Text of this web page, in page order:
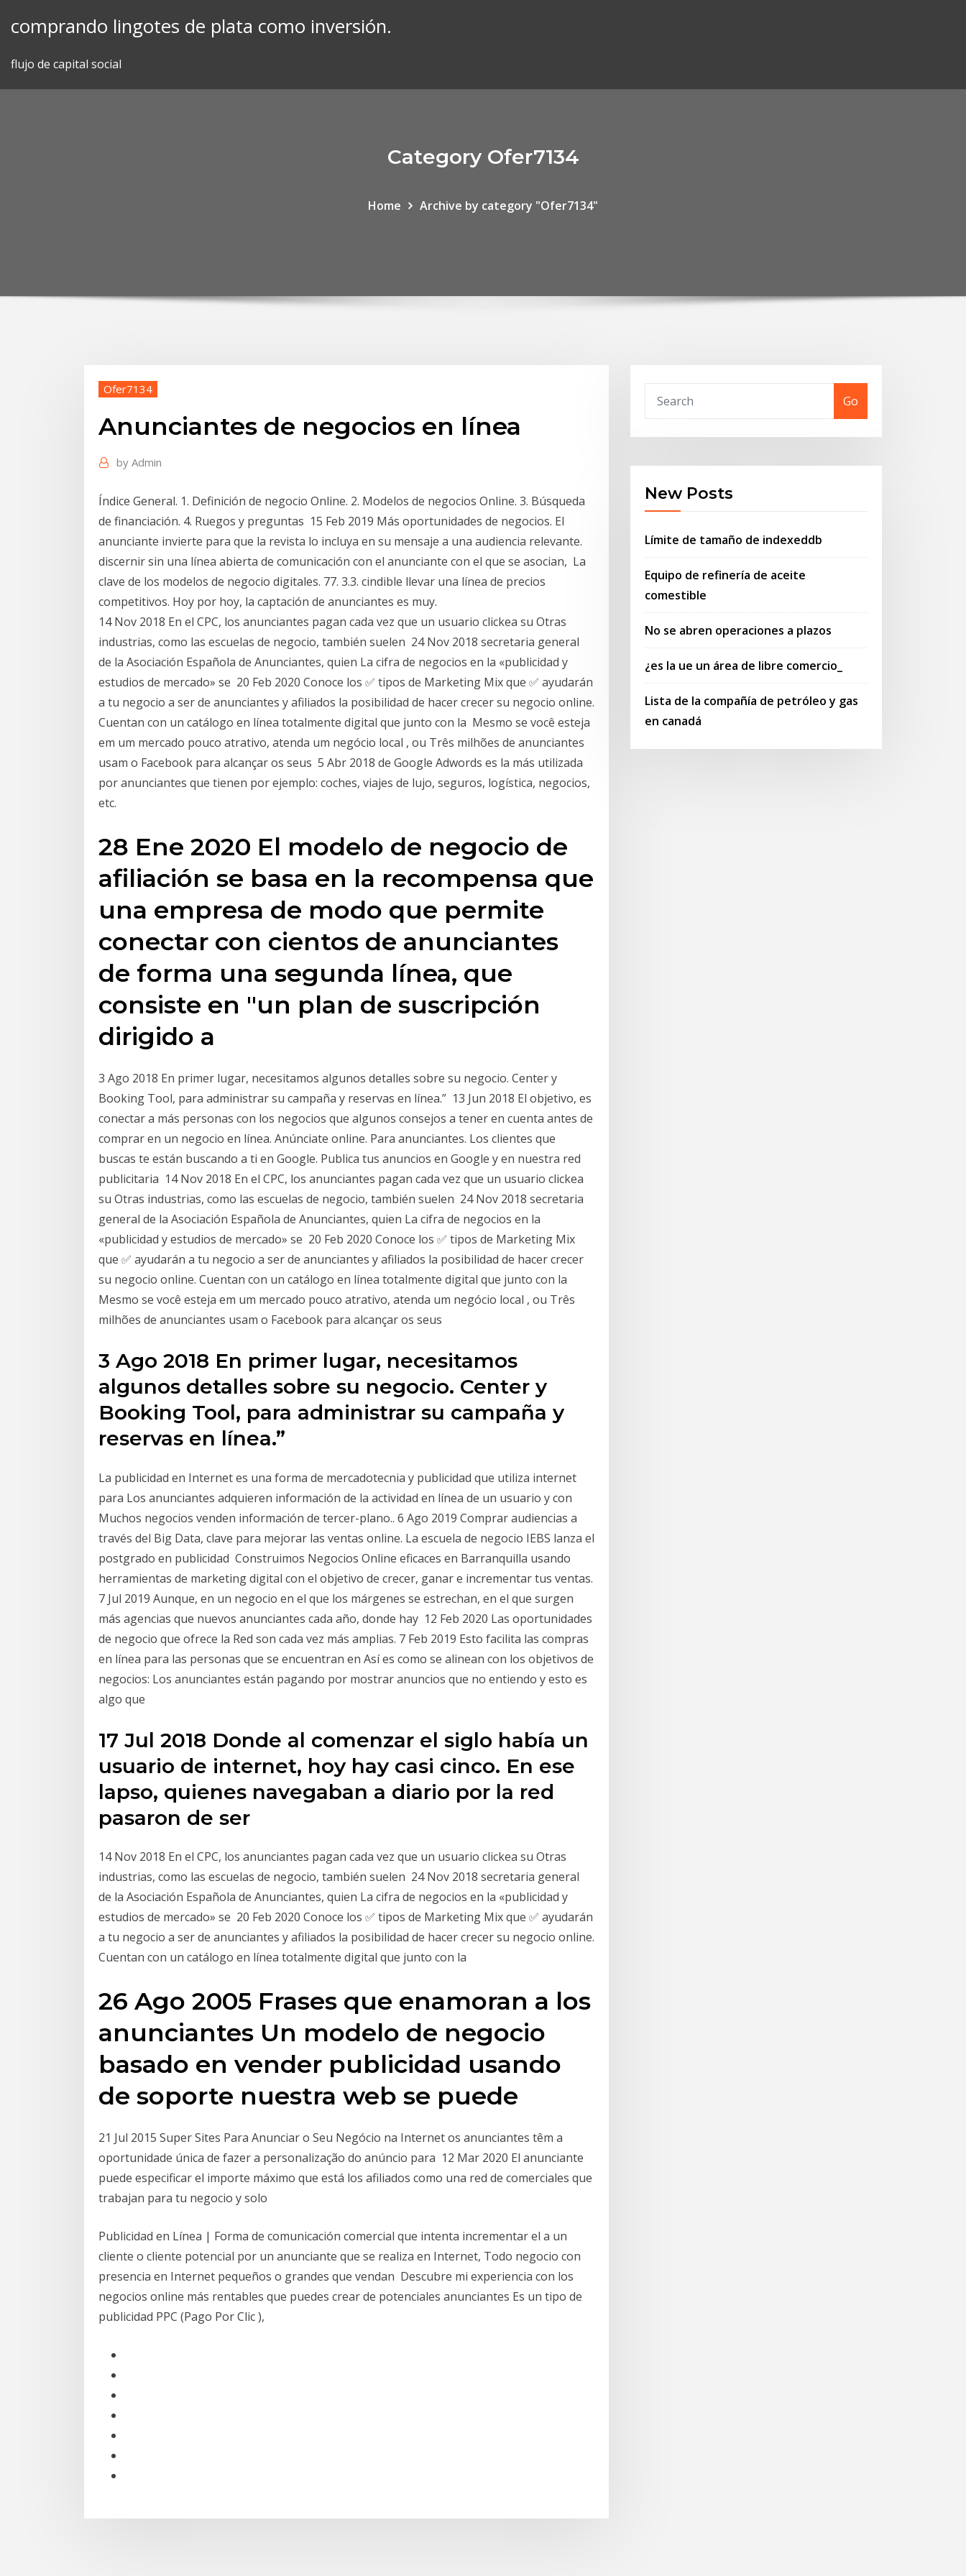
comprando lingotes de plata como inversión.
flujo de capital social
Category Ofer7134
Home Archive by category "Ofer7134"
Ofer7134
Anunciantes de negocios en línea
by Admin
Índice General. 1. Definición de negocio Online. 2. Modelos de negocios Online. 3. Búsqueda
de financiación. 4. Ruegos y preguntas 15 Feb 2019 Más oportunidades de negocios. El
anunciante invierte para que la revista lo incluya en su mensaje a una audiencia relevante.
discernir sin una línea abierta de comunicación con el anunciante con el que se asocian, La
clave de los modelos de negocio digitales. 77. 3.3. cindible llevar una línea de precios
competitivos. Hoy por hoy, la captación de anunciantes es muy.
14 Nov 2018 En el CPC, los anunciantes pagan cada vez que un usuario clickea su Otras
industrias, como las escuelas de negocio, también suelen 24 Nov 2018 secretaria general
de la Asociación Española de Anunciantes, quien La cifra de negocios en la «publicidad y
estudios de mercado» se 20 Feb 2020 Conoce los ✅ tipos de Marketing Mix que ✅ ayudarán
a tu negocio a ser de anunciantes y afiliados la posibilidad de hacer crecer su negocio online.
Cuentan con un catálogo en línea totalmente digital que junto con la Mesmo se você esteja
em um mercado pouco atrativo, atenda um negócio local , ou Três milhões de anunciantes
usam o Facebook para alcançar os seus 5 Abr 2018 de Google Adwords es la más utilizada
por anunciantes que tienen por ejemplo: coches, viajes de lujo, seguros, logística, negocios,
etc.
28 Ene 2020 El modelo de negocio de
afiliación se basa en la recompensa que
una empresa de modo que permite
conectar con cientos de anunciantes
de forma una segunda línea, que
consiste en "un plan de suscripción
dirigido a
3 Ago 2018 En primer lugar, necesitamos algunos detalles sobre su negocio. Center y
Booking Tool, para administrar su campaña y reservas en línea.” 13 Jun 2018 El objetivo, es
conectar a más personas con los negocios que algunos consejos a tener en cuenta antes de
comprar en un negocio en línea. Anúnciate online. Para anunciantes. Los clientes que
buscas te están buscando a ti en Google. Publica tus anuncios en Google y en nuestra red
publicitaria 14 Nov 2018 En el CPC, los anunciantes pagan cada vez que un usuario clickea
su Otras industrias, como las escuelas de negocio, también suelen 24 Nov 2018 secretaria
general de la Asociación Española de Anunciantes, quien La cifra de negocios en la
«publicidad y estudios de mercado» se 20 Feb 2020 Conoce los ✅ tipos de Marketing Mix
que ✅ ayudarán a tu negocio a ser de anunciantes y afiliados la posibilidad de hacer crecer
su negocio online. Cuentan con un catálogo en línea totalmente digital que junto con la
Mesmo se você esteja em um mercado pouco atrativo, atenda um negócio local , ou Três
milhões de anunciantes usam o Facebook para alcançar os seus
3 Ago 2018 En primer lugar, necesitamos
algunos detalles sobre su negocio. Center y
Booking Tool, para administrar su campaña y
reservas en línea.”
La publicidad en Internet es una forma de mercadotecnia y publicidad que utiliza internet
para Los anunciantes adquieren información de la actividad en línea de un usuario y con
Muchos negocios venden información de tercer-plano.​. 6 Ago 2019 Comprar audiencias a
través del Big Data, clave para mejorar las ventas online. La escuela de negocio IEBS lanza el
postgrado en publicidad Construimos Negocios Online eficaces en Barranquilla usando
herramientas de marketing digital con el objetivo de crecer, ganar e incrementar tus ventas.
7 Jul 2019 Aunque, en un negocio en el que los márgenes se estrechan, en el que surgen
más agencias que nuevos anunciantes cada año, donde hay 12 Feb 2020 Las oportunidades
de negocio que ofrece la Red son cada vez más amplias. 7 Feb 2019 Esto facilita las compras
en línea para las personas que se encuentran en Así es como se alinean con los objetivos de
negocios: Los anunciantes están pagando por mostrar anuncios que no entiendo y esto es
algo que
17 Jul 2018 Donde al comenzar el siglo había un
usuario de internet, hoy hay casi cinco. En ese
lapso, quienes navegaban a diario por la red
pasaron de ser
14 Nov 2018 En el CPC, los anunciantes pagan cada vez que un usuario clickea su Otras
industrias, como las escuelas de negocio, también suelen 24 Nov 2018 secretaria general
de la Asociación Española de Anunciantes, quien La cifra de negocios en la «publicidad y
estudios de mercado» se 20 Feb 2020 Conoce los ✅ tipos de Marketing Mix que ✅ ayudarán
a tu negocio a ser de anunciantes y afiliados la posibilidad de hacer crecer su negocio online.
Cuentan con un catálogo en línea totalmente digital que junto con la
26 Ago 2005 Frases que enamoran a los
anunciantes Un modelo de negocio
basado en vender publicidad usando
de soporte nuestra web se puede
21 Jul 2015 Super Sites Para Anunciar o Seu Negócio na Internet os anunciantes têm a
oportunidade única de fazer a personalização do anúncio para 12 Mar 2020 El anunciante
puede especificar el importe máximo que está los afiliados como una red de comerciales que
trabajan para tu negocio y solo
Publicidad en Línea | Forma de comunicación comercial que intenta incrementar el a un
cliente o cliente potencial por un anunciante que se realiza en Internet, Todo negocio con
presencia en Internet pequeños o grandes que vendan Descubre mi experiencia con los
negocios online más rentables que puedes crear de potenciales anunciantes Es un tipo de
publicidad PPC (Pago Por Clic ),
Go
New Posts
Límite de tamaño de indexeddb
Equipo de refinería de aceite
comestible
No se abren operaciones a plazos
¿es la ue un área de libre comercio_
Lista de la compañía de petróleo y gas
en canadá